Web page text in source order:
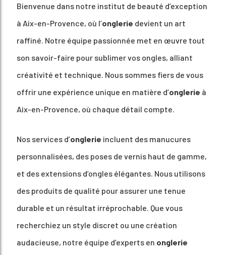
Bienvenue dans notre institut de beauté d’exception
à Aix-en-Provence, où l’onglerie devient un art
raffiné. Notre équipe passionnée met en œuvre tout
son savoir-faire pour sublimer vos ongles, alliant
créativité et technique. Nous sommes fiers de vous
offrir une expérience unique en matière d’onglerie à
Aix-en-Provence, où chaque détail compte.
Nos services d’onglerie incluent des manucures
personnalisées, des poses de vernis haut de gamme,
et des extensions d’ongles élégantes. Nous utilisons
des produits de qualité pour assurer une tenue
durable et un résultat irréprochable. Que vous
recherchiez un style discret ou une création
audacieuse, notre équipe d’experts en onglerie